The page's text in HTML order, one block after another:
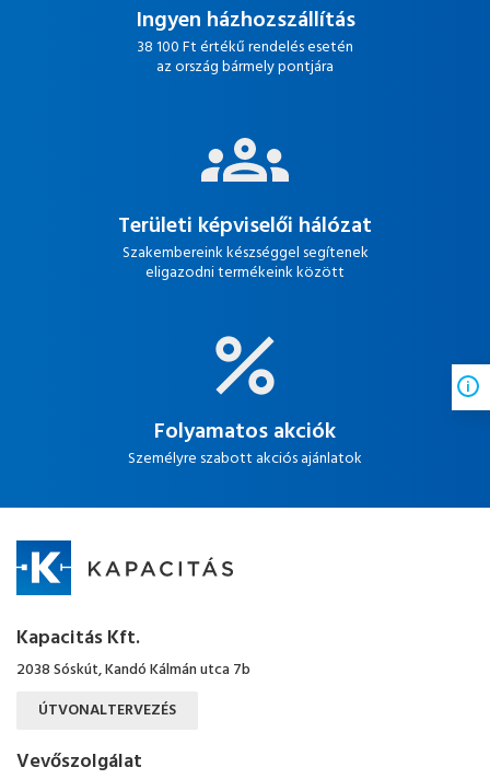
Ingyen házhozszállítás
38 100 Ft értékű rendelés esetén
az ország bármely pontjára
Területi képviselői hálózat
Szakembereink készséggel segítenek
eligazodni termékeink között
Folyamatos akciók
Személyre szabott akciós ajánlatok
Kapacitás Kft.
2038 Sóskút, Kandó Kálmán utca 7b
ÚTVONALTERVEZÉS
Vevőszolgálat